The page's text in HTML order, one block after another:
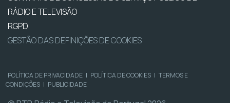
RÁDIO E TELEVISÃO
RGPD
GESTÃO DAS DEFINIÇÕES DE COOKIES
POLÍTICA DE PRIVACIDADE | POLÍTICA DE COOKIES | TERMOS E
CONDIÇÕES | PUBLICIDADE